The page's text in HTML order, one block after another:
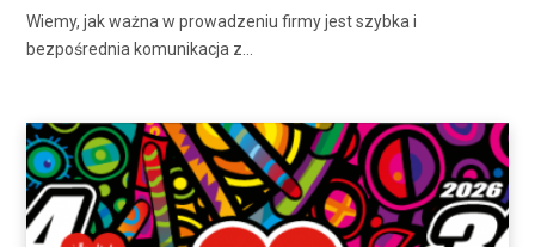
Wiemy, jak ważna w prowadzeniu firmy jest szybka i
bezpośrednia komunikacja z…